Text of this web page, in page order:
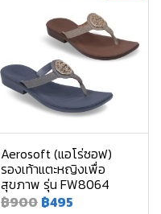
Aerosoft (แอโร่ซอฟ)
รองเท้าแตะหญิงเพื่อ
สุขภาพ รุ่น FW8064
฿900 ฿495